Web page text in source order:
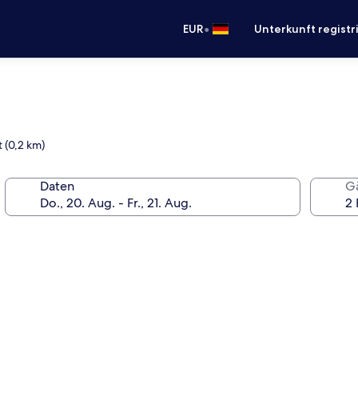
EUR• Unterkunft
(0,2 km)
Daten